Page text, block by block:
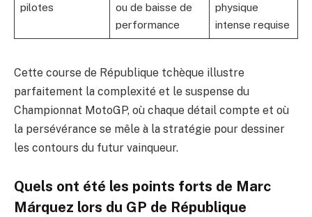
pilotes
ou de baisse de
performance
physique
intense requise
Cette course de République tchèque illustre
parfaitement la complexité et le suspense du
Championnat MotoGP, où chaque détail compte et où
la persévérance se mêle à la stratégie pour dessiner
les contours du futur vainqueur.
Quels ont été les points forts de Marc
Márquez lors du GP de République